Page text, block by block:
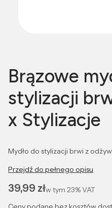
Brązowe
stylizacji
x Stylizacje
Mydło do stylizacji brwi z
Przejdź do pełnego opisu
Cena
39,99 złw tym 23%VAT